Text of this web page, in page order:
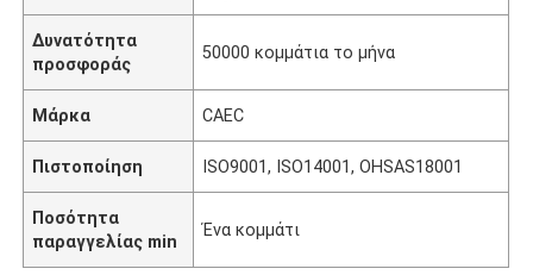
Δυνατότητα
προσφοράς
50000 κομμάτια το μήνα
Μάρκα CAEC
Πιστοποίηση ISO9001, ISO14001, OHSAS18001
Ποσότητα
παραγγελίας min
Ένα κομμάτι